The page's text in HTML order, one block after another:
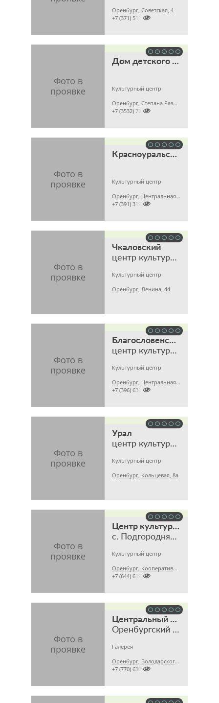
Оренбург, Советская, 4

+7 (371) 511
Дом детского творчества Оренбургского района
Культурный центр
Оренбург, Степана Разина, 211

+7 (3532) 728028
Красноуральский сельский дом культуры
Культурный центр
Оренбург, Центральная, 2

+7 (391) 319
Чкаловский
центр культуры и досуга
Культурный центр
Оренбург, Ленина, 44
Благословенский
центр культуры и досуга
Культурный центр
Оренбург, Центральная, 14

+7 (396) 631
Урал
центр культуры и библиотечного обслуживания
Культурный центр
Оренбург, Кольцевая, 8а
Центр культуры и досуга
с. Подгородняя Покровка
Культурный центр
Оренбург, Кооперативная, 46

+7 (644) 619
Центральный выставочный зал
Оренбургский областной музей изобразительных искусств
Галерея
Оренбург, Володарского, 13

+7 (770) 630